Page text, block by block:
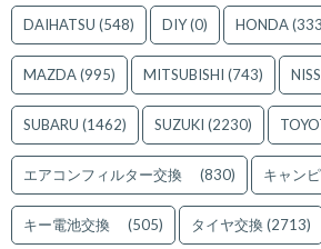
DAIHATSU (548) DIY(0) HONDA
MAZDA(995) MITSUBISHI (743)
SUBARU (1462) SUZUKI (2230)
エアコンフィルター交換 (830) キャン
キー電池交換 (505) タイヤ交換(2713)